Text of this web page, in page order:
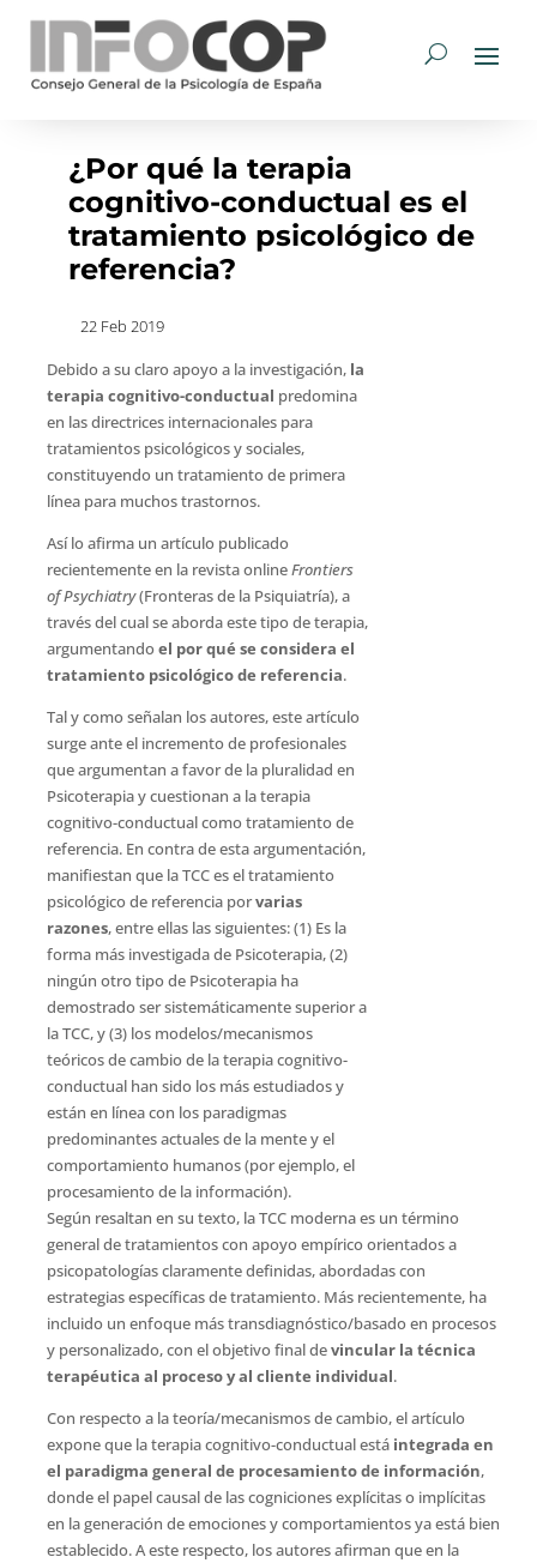
¿Por qué la terapia
cognitivo-conductual es el
tratamiento psicológico de
referencia?
22 Feb 2019
Debido a su claro apoyo a la investigación, la
terapia cognitivo-conductual predomina
en las directrices internacionales para
tratamientos psicológicos y sociales,
constituyendo un tratamiento de primera
línea para muchos trastornos.
Así lo afirma un artículo publicado
recientemente en la revista onlineFrontiers
of Psychiatry(Fronteras de la Psiquiatría), a
través del cual se aborda este tipo de terapia,
argumentandoel por qué se considera el
tratamiento psicológico de referencia.
Tal y como señalan los autores, este artículo
surge ante el incremento de profesionales
que argumentan a favor de la pluralidad en
Psicoterapia y cuestionan a la terapia
cognitivo-conductual como tratamiento de
referencia. En contra de esta argumentación,
manifiestan que la TCC es el tratamiento
psicológico de referencia porvarias
razones, entre ellas las siguientes: (1) Es la
forma más investigada de Psicoterapia, (2)
ningún otro tipo de Psicoterapia ha
demostrado ser sistemáticamente superior a
la TCC, y (3) los modelos/mecanismos
teóricos de cambio de la terapia cognitivo-
conductual han sido los más estudiados y
están en línea con los paradigmas
predominantes actuales de la mente y el
comportamiento humanos (por ejemplo, el
procesamiento de la información).
Según resaltan en su texto, la TCC moderna es un término
general de tratamientos con apoyo empírico orientados a
psicopatologías claramente definidas, abordadas con
estrategias específicas de tratamiento. Más recientemente, ha
incluido un enfoque más transdiagnóstico/basado en procesos
y personalizado, con el objetivo final devincular la técnica
terapéutica al proceso y al cliente individual.
Con respecto a la teoría/mecanismos de cambio, el artículo
expone que la terapia cognitivo-conductual está integrada en
el paradigma general de procesamiento de información,
donde el papel causal de las cogniciones explícitas o implícitas
en la generación de emociones y comportamientos ya está bien
establecido. A este respecto, los autores afirman que en la